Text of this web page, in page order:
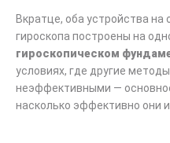
Вкратце, оба устройства на
гироскопа построены на
гироскопическом
условиях, где другие
неэффективными —
насколько эффективно они